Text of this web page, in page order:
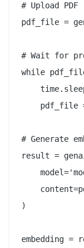
# Upload PDF
pdf_file =
# Wait for
while
pdf_file
# Generate
result =
)